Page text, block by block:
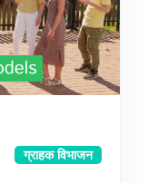
ग्राहक विभाजन